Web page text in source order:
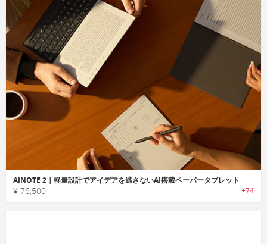
AINOTE 2｜軽量設計でアイデアを逃さないAI搭載ペーパータブレット
¥ 76,500 +74